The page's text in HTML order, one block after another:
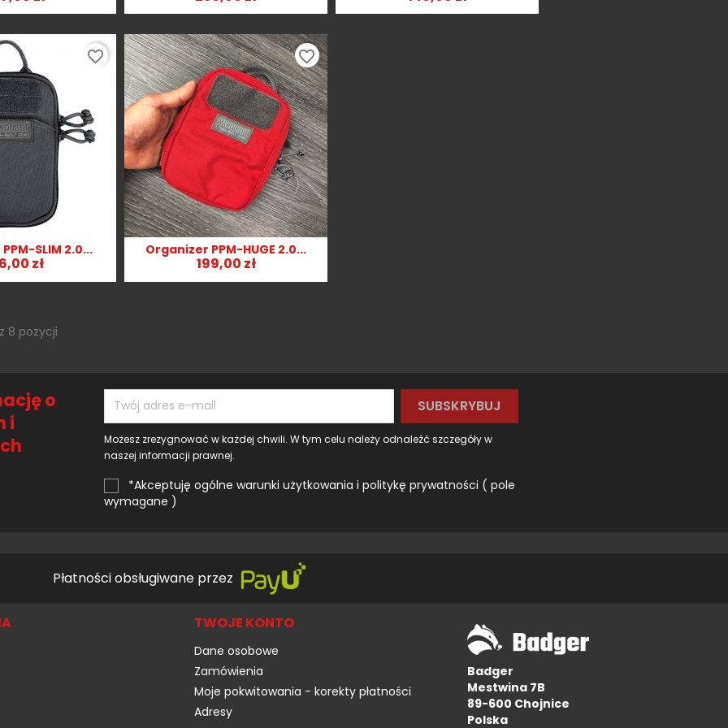
podgląd
SLIM 2.0...
zł
favorite_border
Szybki podgląd
Organizer PPM-HUGE 2.0...
199,00 zł
favorite_border
8 pozycji
o
i
Możesz zrezygnować w każdej chwili. W tym celu należy odnaleźć szczegóły w
naszej informacji prawnej.
*Akceptuję ogólne warunki użytkowania i politykę prywatności ( pole
wymagane )
Płatności obsługiwane przez
TWOJE KONTO
Dane osobowe
Zamówienia
Moje pokwitowania - korekty płatności
Adresy
Badger
Mestwina 7B
89-600 Chojnice
Polska